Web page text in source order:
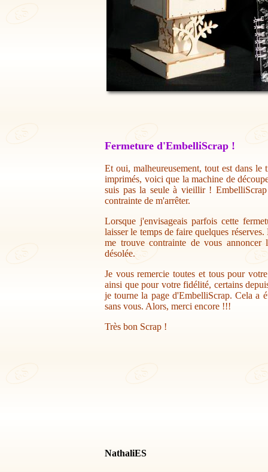
Fermeture d'EmbelliScrap !
Et oui, malheureusement, tout est dans
imprimés, voici que la machine de
suis pas la seule à vieillir !
contrainte de m'arrêter.
Lorsque j'envisageais parfois cette
laisser le temps de faire quelques
me trouve contrainte de vous annoncer
désolée.
Je vous remercie toutes et tous pour
ainsi que pour votre fidélité, certains
je tourne la page d'EmbelliScrap. Cela a
sans vous. Alors, merci encore !!!
Très bon Scrap !
NathaliES